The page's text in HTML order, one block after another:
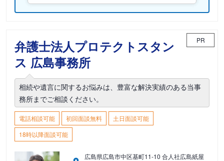
弁護士法人プロテクトスタン
ス 広島事務所
PR
相続や遺言に関するお悩みは、豊富な解決実績のある当事
務所までご相談ください。
電話相談可能 初回面談無料
土日面談可能
18時以降面談可能
広島県広島市中区基町11-10 合人社広島紙屋